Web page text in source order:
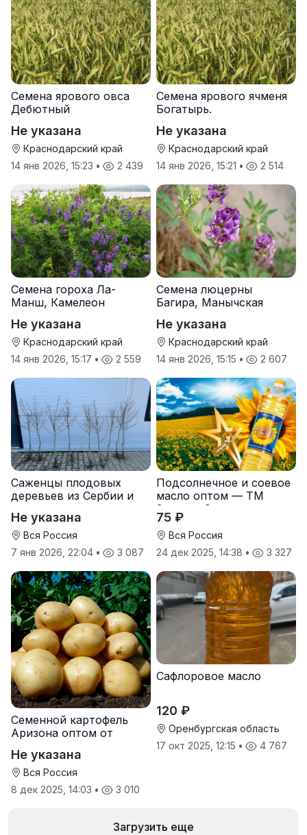
Семена ярового овса
Дебютный
Не указана
Краснодарский край
14 янв 2026, 15:23 • 2 439
Семена ярового ячменя
Богатырь.
Не указана
Краснодарский край
14 янв 2026, 15:21 • 2 514
Семена гороха Ла-
Манш, Камелеон
Не указана
Краснодарский край
14 янв 2026, 15:17 • 2 559
Семена люцерны
Багира, Манычская
Не указана
Краснодарский край
14 янв 2026, 15:15 • 2 607
Саженцы плодовых
деревьев из Сербии и
Не указана
Вся Россия
7 янв 2026, 22:04 • 3 087
Подсолнечное и соевое
масло оптом — ТМ
Золотая Семечка
75 ₽
Вся Россия
24 дек 2025, 14:38 • 3 327
Семенной картофель
Аризона оптом от
Не указана
Вся Россия
8 дек 2025, 14:03 • 3 010
Сафлоровое масло
120 ₽
Оренбургская область
17 окт 2025, 12:15 • 4 767
Загрузить еще